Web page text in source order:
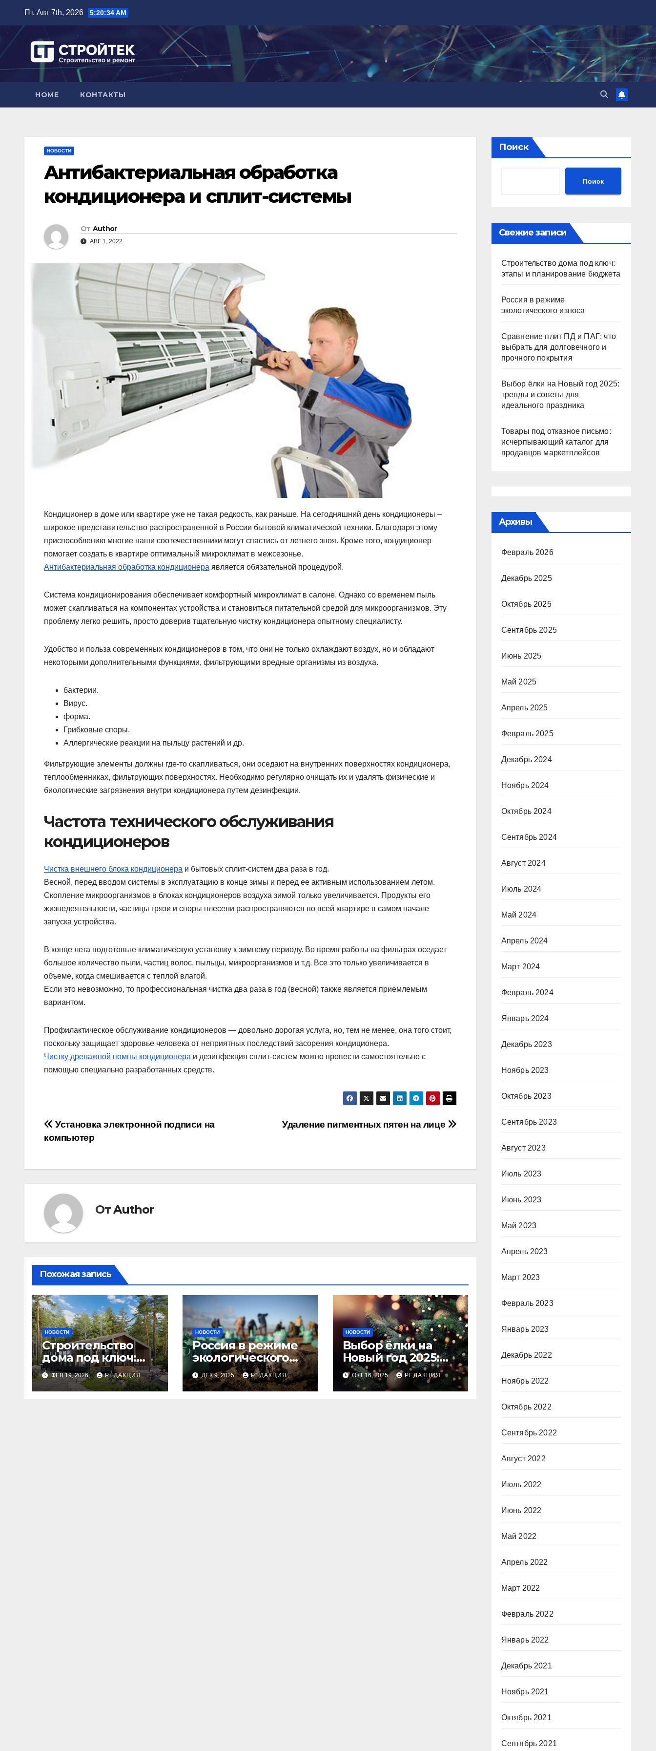
содержимому
Пт. Авг 7th, 2026 5:20:35 AM
HOME КОНТАКТЫ
НОВОСТИ
Антибактериальная обработка
кондиционера и сплит-системы
От Author
АВГ 1, 2022
Кондиционер в доме или квартире уже не такая редкость, как раньше. На сегодняшний день кондиционеры –
широкое представительство распространенной в России бытовой климатической техники. Благодаря этому
приспособлению многие наши соотечественники могут спастись от летнего зноя. Кроме того, кондиционер
помогает создать в квартире оптимальный микроклимат в межсезонье.
Антибактериальная обработка кондиционера является обязательной процедурой.
Система кондиционирования обеспечивает комфортный микроклимат в салоне. Однако со временем пыль
может скапливаться на компонентах устройства и становиться питательной средой для микроорганизмов. Эту
проблему легко решить, просто доверив тщательную чистку кондиционера опытному специалисту.
Удобство и польза современных кондиционеров в том, что они не только охлаждают воздух, но и обладают
некоторыми дополнительными функциями, фильтрующими вредные организмы из воздуха.
бактерии.
Вирус.
форма.
Грибковые споры.
Аллергические реакции на пыльцу растений и др.
Фильтрующие элементы должны где-то скапливаться, они оседают на внутренних поверхностях кондиционера,
теплообменниках, фильтрующих поверхностях. Необходимо регулярно очищать их и удалять физические и
биологические загрязнения внутри кондиционера путем дезинфекции.
Частота технического обслуживания
кондиционеров
Чистка внешнего блока кондиционера и бытовых сплит-систем два раза в год.
Весной, перед вводом системы в эксплуатацию в конце зимы и перед ее активным использованием летом.
Скопление микроорганизмов в блоках кондиционеров воздуха зимой только увеличивается. Продукты его
жизнедеятельности, частицы грязи и споры плесени распространяются по всей квартире в самом начале
запуска устройства.
В конце лета подготовьте климатическую установку к зимнему периоду. Во время работы на фильтрах оседает
большое количество пыли, частиц волос, пыльцы, микроорганизмов и т.д. Все это только увеличивается в
объеме, когда смешивается с теплой влагой.
Если это невозможно, то профессиональная чистка два раза в год (весной) также является приемлемым
вариантом.
Профилактическое обслуживание кондиционеров — довольно дорогая услуга, но, тем не менее, она того стоит,
поскольку защищает здоровье человека от неприятных последствий засорения кондиционера.
Чистку дренажной помпы кондиционера и дезинфекция сплит-систем можно провести самостоятельно с
помощью специально разработанных средств.
Навигация
записям
Удаление пигментных пятен на лице
Установка электронной подписи на
компьютер
ОтAuthor
Похожая запись
НОВОСТИ
Строительство
дома под ключ:
этапы и
планирование
бюджета
ФЕВ 19, 2026 РЕДАКЦИЯ
НОВОСТИ
Россия в режиме
экологического
износа
ДЕК 9, 2025 РЕДАКЦИЯ
НОВОСТИ
Выбор ёлки на
Новый год 2025:
тренды и советы
для идеального
праздника
ОКТ 16, 2025 РЕДАКЦИЯ
Поиск
Поиск
Свежие записи
Строительство дома под ключ:
этапы и планирование бюджета
Россия в режиме
экологического износа
Сравнение плит ПД и ПАГ: что
выбрать для долговечного и
прочного покрытия
Выбор ёлки на Новый год 2025:
тренды и советы для
идеального праздника
Товары под отказное письмо:
исчерпывающий каталог для
продавцов маркетплейсов
Архивы
Февраль 2026
Декабрь 2025
Октябрь 2025
Сентябрь 2025
Июнь 2025
Май 2025
Апрель 2025
Февраль 2025
Декабрь 2024
Ноябрь 2024
Октябрь 2024
Сентябрь 2024
Август 2024
Июль 2024
Май 2024
Апрель 2024
Март 2024
Февраль 2024
Январь 2024
Декабрь 2023
Ноябрь 2023
Октябрь 2023
Сентябрь 2023
Август 2023
Июль 2023
Июнь 2023
Май 2023
Апрель 2023
Март 2023
Февраль 2023
Январь 2023
Декабрь 2022
Ноябрь 2022
Октябрь 2022
Сентябрь 2022
Август 2022
Июль 2022
Июнь 2022
Май 2022
Апрель 2022
Март 2022
Февраль 2022
Январь 2022
Декабрь 2021
Ноябрь 2021
Октябрь 2021
Сентябрь 2021